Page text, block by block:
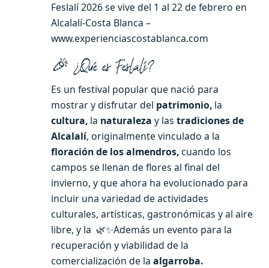
Feslalí 2026 se vive del 1 al 22 de febrero en
Alcalalí-Costa Blanca –
www.experienciascostablanca.com
🎉 ¿Qué es Feslalí?
Es un festival popular que nació para
mostrar y disfrutar del patrimonio, la
cultura, la naturaleza y las tradiciones de
Alcalalí, originalmente vinculado a la
floración de los almendros,cuando los
campos se llenan de flores al final del
invierno, y que ahora ha evolucionado para
incluir una variedad de actividades
culturales, artísticas, gastronómicas y al aire
libre, y la 🌿✨Además un evento para la
recuperación y viabilidad de la
comercialización de la algarroba.